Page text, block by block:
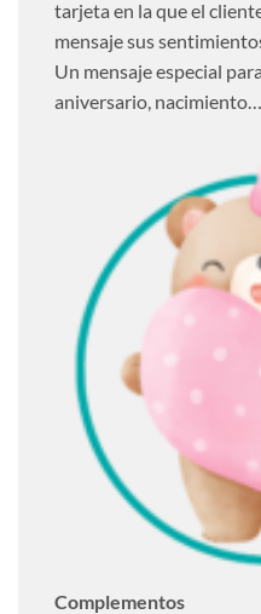
tarjeta en la que el
mensaje sus
Un mensaje especial
aniversario, nacimiento…
Complementos